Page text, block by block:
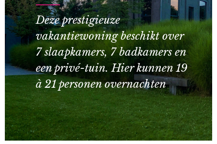
Deze prestigieuze
vakantiewoning beschikt over
7 slaapkamers, 7 badkamers en
een privé-tuin. Hier kunnen 19
à 21 personen overnachten